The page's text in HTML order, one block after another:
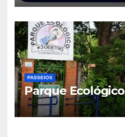
PASSEIOS
Parque Ecológico